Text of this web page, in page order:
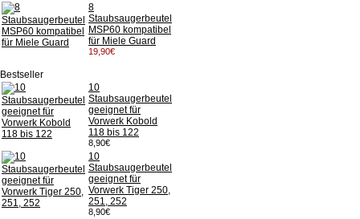
8
Staubsaugerbeutel
MSP60 kompatibel
für Miele Guard
19,90€
Bestseller
10
Staubsaugerbeutel
geeignet für
Vorwerk Kobold
118 bis 122
8,90€
10
Staubsaugerbeutel
geeignet für
Vorwerk Tiger 250,
251, 252
8,90€